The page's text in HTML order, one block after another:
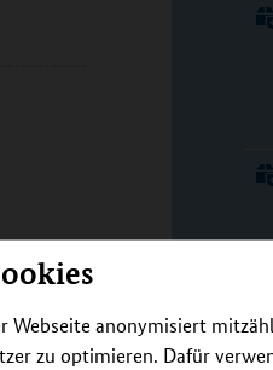
Webseite anonymisiert
zu optimieren. Dafür